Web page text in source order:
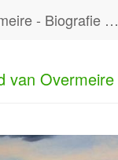
Gerard Van Overmeire - Biografie Gerard Van Overmeire
van Overmeire